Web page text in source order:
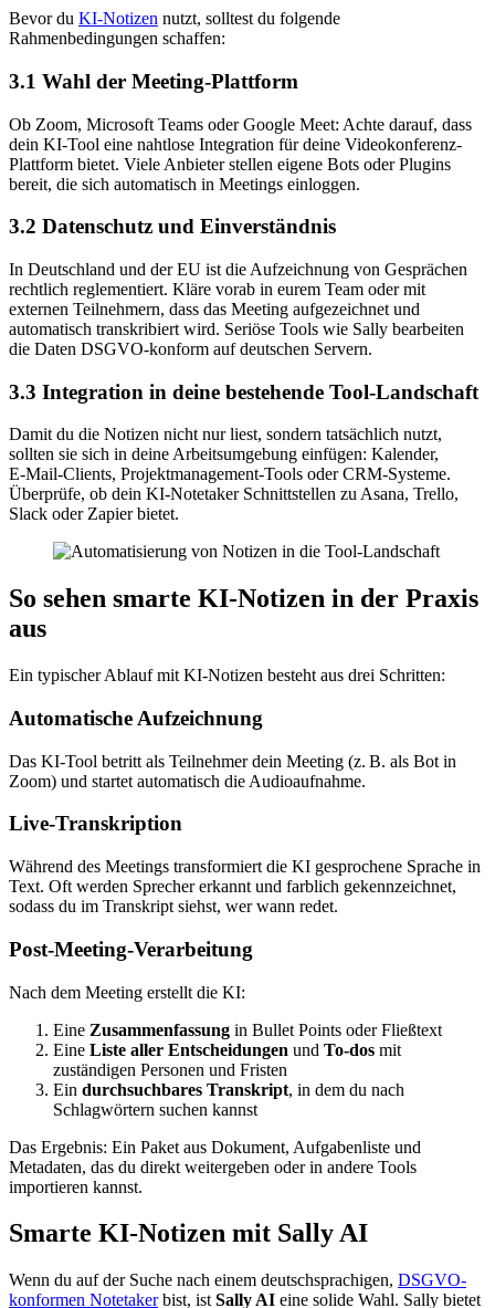
Bevor du KI-Notizen nutzt, solltest du folgende
Rahmenbedingungen schaffen:
3.1 Wahl der Meeting-Plattform
Ob Zoom, Microsoft Teams oder Google Meet: Achte darauf, dass
dein KI-Tool eine nahtlose Integration für deine Videokonferenz-
Plattform bietet. Viele Anbieter stellen eigene Bots oder Plugins
bereit, die sich automatisch in Meetings einloggen.
3.2 Datenschutz und Einverständnis
In Deutschland und der EU ist die Aufzeichnung von Gesprächen
rechtlich reglementiert. Kläre vorab in eurem Team oder mit
externen Teilnehmern, dass das Meeting aufgezeichnet und
automatisch transkribiert wird. Seriöse Tools wie Sally bearbeiten
die Daten DSGVO-konform auf deutschen Servern.
3.3 Integration in deine bestehende Tool-Landschaft
Damit du die Notizen nicht nur liest, sondern tatsächlich nutzt,
sollten sie sich in deine Arbeitsumgebung einfügen: Kalender,
E‑Mail-Clients, Projektmanagement-Tools oder CRM-Systeme.
Überprüfe, ob dein KI-Notetaker Schnittstellen zu Asana, Trello,
Slack oder Zapier bietet.
So sehen smarte KI-Notizen in der Praxis
aus
Ein typischer Ablauf mit KI-Notizen besteht aus drei Schritten:
Automatische Aufzeichnung
Das KI-Tool betritt als Teilnehmer dein Meeting (z. B. als Bot in
Zoom) und startet automatisch die Audioaufnahme.
Live-Transkription
Während des Meetings transformiert die KI gesprochene Sprache in
Text. Oft werden Sprecher erkannt und farblich gekennzeichnet,
sodass du im Transkript siehst, wer wann redet.
Post-Meeting-Verarbeitung
Nach dem Meeting erstellt die KI:
Eine Zusammenfassung in Bullet Points oder Fließtext
Eine Liste aller Entscheidungen und To‑dos mit
zuständigen Personen und Fristen
Ein durchsuchbares Transkript, in dem du nach
Schlagwörtern suchen kannst
Das Ergebnis: Ein Paket aus Dokument, Aufgabenliste und
Metadaten, das du direkt weitergeben oder in andere Tools
importieren kannst.
Smarte KI-Notizen mit Sally AI
Wenn du auf der Suche nach einem deutschsprachigen, DSGVO-
konformen Notetakerbist, ist Sally AI eine solide Wahl. Sally bietet